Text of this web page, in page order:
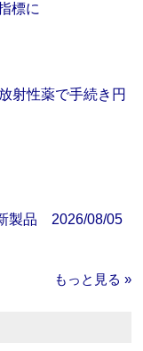
標に
射性薬で手続き円
製品 2026/08/05
もっと見る »